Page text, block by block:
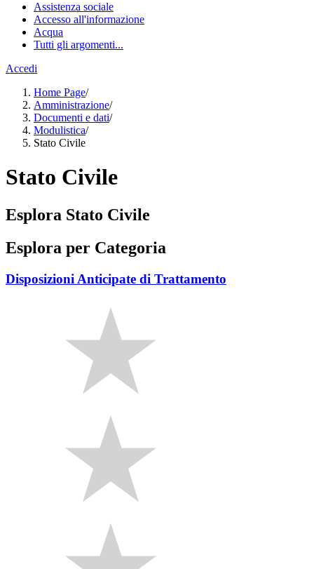
Assistenza sociale
Accesso all'informazione
Acqua
Tutti gli argomenti...
Accedi
Home Page/
Amministrazione/
Documenti e dati/
Modulistica/
Stato Civile
Stato Civile
Esplora Stato Civile
Esplora per Categoria
Disposizioni Anticipate di Trattamento